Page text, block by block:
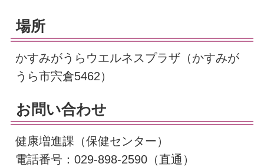
場所
かすみがうらウエルネスプラザ（かすみが
うら市宍倉5462）
お問い合わせ
健康増進課（保健センター）
電話番号：029-898-2590（直通）